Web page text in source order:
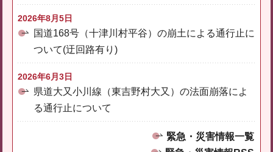
2026年8月5日
国道168号（十津川村平谷）の崩土による通行止に
ついて(迂回路有り)
2026年6月3日
県道大又小川線（東吉野村大又）の法面崩落によ
る通行止について
緊急・災害情報一覧